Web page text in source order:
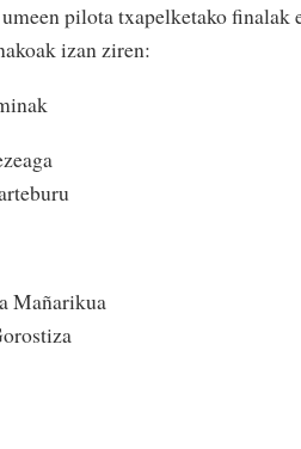
pilota txapelketako
izan ziren:
Mañarikua